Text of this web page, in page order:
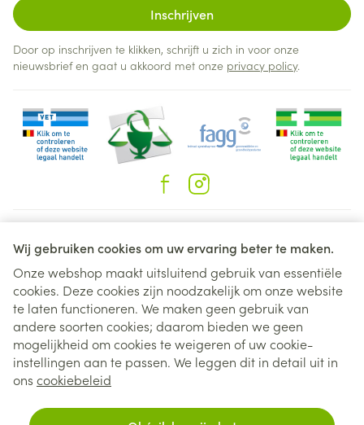
Wij gebruiken cookies om uw ervaring beter te maken.
Onze webshop maakt uitsluitend gebruik van essentiële
cookies. Deze cookies zijn noodzakelijk om onze website
te laten functioneren. We maken geen gebruik van
andere soorten cookies; daarom bieden we geen
mogelijkheid om cookies te weigeren of uw cookie-
instellingen aan te passen. We leggen dit in detail uit in
ons cookiebeleid
Inschrijven
Door op inschrijven te klikken, schrijft u zich in voor onze
nieuwsbrief en gaat u akkoord met onze privacy policy.
Juridische links